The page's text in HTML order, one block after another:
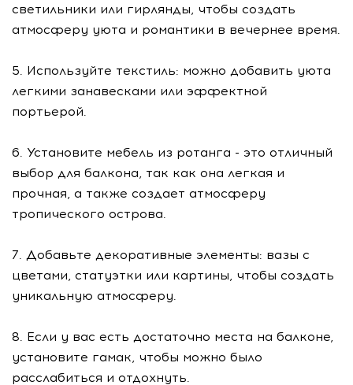
светильники или гирлянды, чтобы создать
атмосферу уюта и романтики в вечернее время.
5. Используйте текстиль: можно добавить уюта
легкими занавесками или эффектной
портьерой.
6. Установите мебель из ротанга - это отличный
выбор для балкона, так как она легкая и
прочная, а также создает атмосферу
тропического острова.
7. Добавьте декоративные элементы: вазы с
цветами, статуэтки или картины, чтобы создать
уникальную атмосферу.
8. Если у вас есть достаточно места на балконе,
установите гамак, чтобы можно было
расслабиться и отдохнуть.